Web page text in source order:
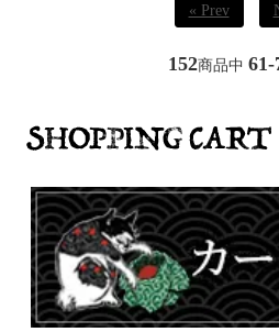
« Prev
152商品中 61-